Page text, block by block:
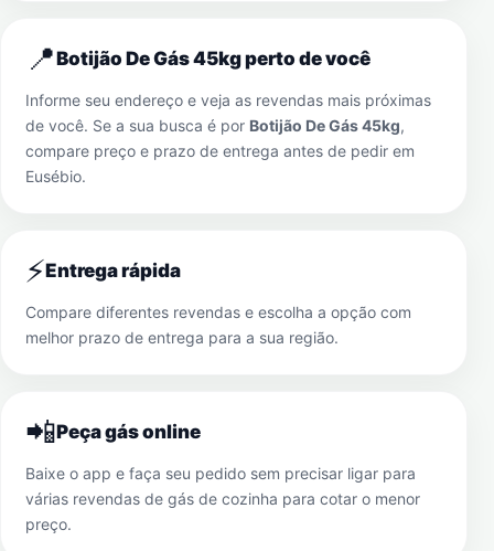
📍Botijão De Gás 45kg perto de você
Informe seu endereço e veja as revendas mais próximas
de você. Se a sua busca é por Botijão De Gás 45kg,
compare preço e prazo de entrega antes de pedir em
Eusébio.
⚡Entrega rápida
Compare diferentes revendas e escolha a opção com
melhor prazo de entrega para a sua região.
📲Peça gás online
Baixe o app e faça seu pedido sem precisar ligar para
várias revendas de gás de cozinha para cotar o menor
preço.